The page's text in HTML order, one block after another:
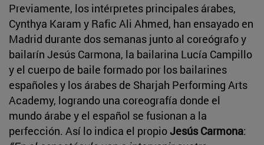
Previamente, los intérpretes principales árabes,
Cynthya Karam y Rafic Ali Ahmed, han ensayado en
Madrid durante dos semanas junto al coreógrafo y
bailarín Jesús Carmona, la bailarina Lucía Campillo
y el cuerpo de baile formado por los bailarines
españoles y los árabes de Sharjah Performing Arts
Academy, logrando una coreografía donde el
mundo árabe y el español se fusionan a la
perfección. Así lo indica el propioJesús Carmona: